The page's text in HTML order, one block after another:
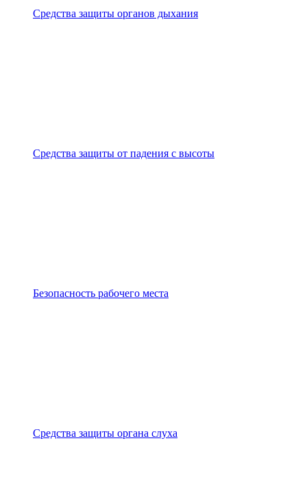
Средства защиты органов дыхания
Средства защиты от падения с высоты
Безопасность рабочего места
Средства защиты органа слуха